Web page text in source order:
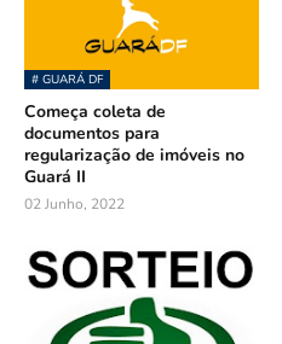
# GUARÁ DF
Começa coleta de
documentos para
regularização de imóveis no
Guará II
02 Junho, 2022